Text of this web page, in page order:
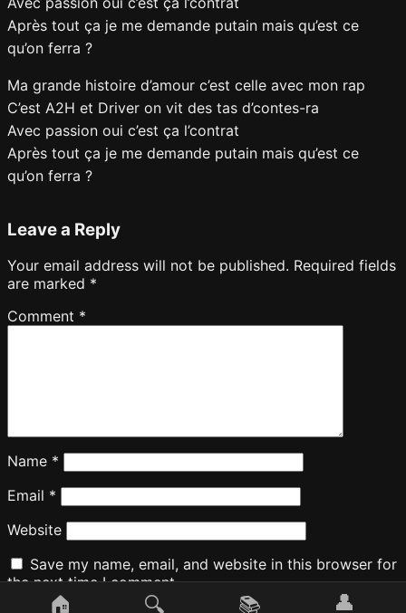
Après tout ça je me demande putain mais qu’est ce
qu’on ferra ?
Ma grande histoire d’amour c’est celle avec mon rap
C’est A2H et Driver on vit des tas d’contes-ra
Avec passion oui c’est ça l’contrat
Après tout ça je me demande putain mais qu’est ce
qu’on ferra ?
Leave a Reply
Your email address will not be published. Required fields
are marked *
Comment *
Name *
Email *
Website
Save my name, email, and website in this browser for
the next time I comment.
🏠 🔍 📚 👤